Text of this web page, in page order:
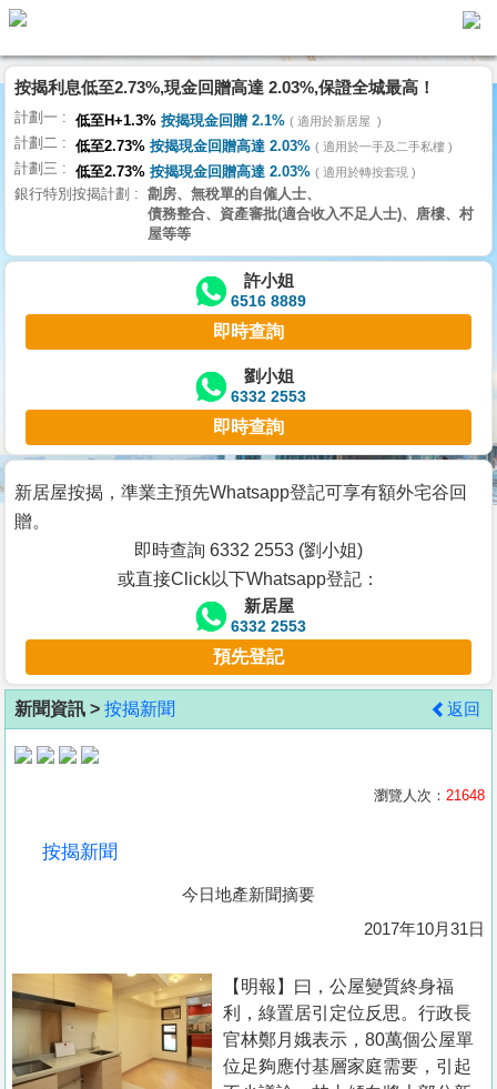
代
理
主
頁
搵
樓/
交
業
主
宅
谷
按
客
地
產
置
手
按揭利息低至2.73%,現金回贈高達 2.03%,保證全城最高！
計劃一 低至H+1.3% 按揭現金回贈 2.1% 適用於新居屋
計劃二 低至2.73% 按揭現金回贈高達 2.03% 適用於一手及二手私樓
計劃三 低至2.73% 按揭現金回贈高達 2.03% 適用於轉按套現
銀行特別按揭計劃
劏房、無稅單的自僱人士、
債務整合、資產審批(適合收入不足人士)、唐樓、村
屋等等
許小姐
6516 8889
即時查詢
劉小姐
6332 2553
即時查詢
新居屋按揭，準業主預先Whatsapp登記可享有額外宅谷回
贈。
即時查詢 6332 2553 (劉小姐)
或直接Click以下Whatsapp登記：
新居屋
6332 2553
預先登記
新聞資訊 > 按揭新聞 返回
瀏覽人次： 21648
按揭新聞
今日地產新聞摘要
2017年10月31日
【明報】曰，公屋變質終身福
利，綠置居引定位反思。行政長
官林鄭月娥表示，80萬個公屋單
位足夠應付基層家庭需要，引起